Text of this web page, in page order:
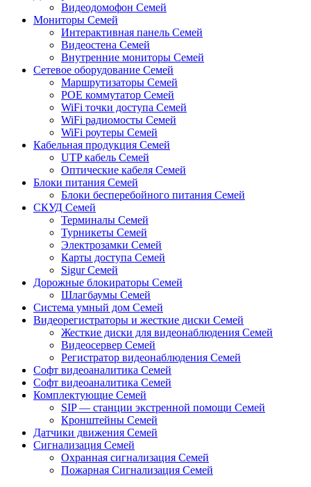
Видеодомофон Семей
Мониторы Семей
Интерактивная панель Семей
Видеостена Семей
Внутренние мониторы Семей
Сетевое оборудование Семей
Маршрутизаторы Семей
POE коммутатор Семей
WiFi точки доступа Семей
WiFi радиомосты Семей
WiFi роутеры Семей
Кабельная продукция Семей
UTP кабель Семей
Оптические кабеля Семей
Блоки питания Семей
Блоки бесперебойного питания Семей
СКУД Семей
Терминалы Семей
Турникеты Семей
Электрозамки Семей
Карты доступа Семей
Sigur Семей
Дорожные блокираторы Семей
Шлагбаумы Семей
Система умный дом Семей
Видеорегистраторы и жесткие диски Семей
Жесткие диски для видеонаблюдения Семей
Видеосервер Семей
Регистратор видеонаблюдения Семей
Софт видеоаналитика Семей
Софт видеоаналитика Семей
Комплектующие Семей
SIP — станции экстренной помощи Семей
Кронштейны Семей
Датчики движения Семей
Сигнализация Семей
Охранная сигнализация Семей
Пожарная Сигнализация Семей